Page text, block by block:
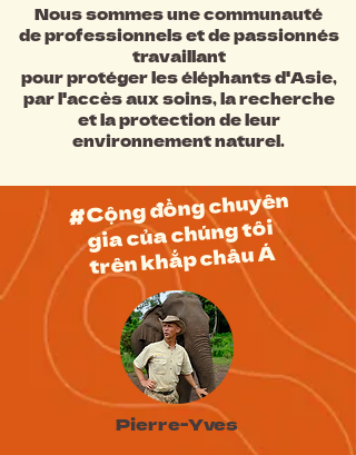
Nous sommes une communauté
de professionnels et de passionnés
travaillant
pour protéger les éléphants d'Asie,
par l'accès aux soins, la recherche
et la protection de leur
environnement naturel.
#Cộng đồng chuyên
gia của chúng tôi
trên khắp châu Á
Pierre-Yves